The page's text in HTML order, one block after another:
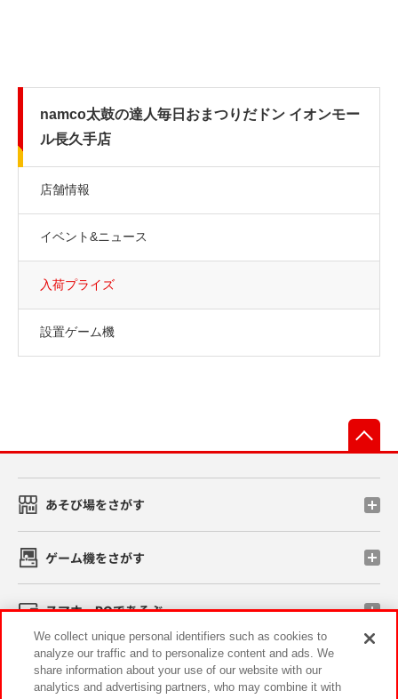
namco太鼓の達人毎日おまつりだドン イオンモー
ル長久手店
店舗情報
イベント&ニュース
入荷プライズ
設置ゲーム機
あそび場をさがす
ゲーム機をさがす
スマホ・PCであそぶ
イベント・キャンペーン
We collect unique personal identifiers such as cookies to
analyze our traffic and to personalize content and ads. We
share information about your use of our website with our
analytics and advertising partners, who may combine it with